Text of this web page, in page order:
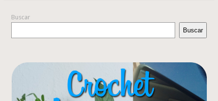
Buscar
Buscar